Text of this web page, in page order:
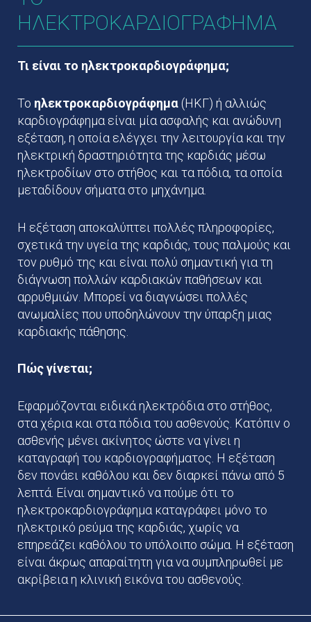
ΗΛΕΚΤΡΟΚΑΡΔΙΟΓΡΑΦΗΜΑ
Τι είναι το ηλεκτροκαρδιογράφημα;
Το ηλεκτροκαρδιογράφημα (ΗΚΓ) ή αλλιώς
καρδιογράφημα είναι μία ασφαλής και ανώδυνη
εξέταση, η οποία ελέγχει την λειτουργία και την
ηλεκτρική δραστηριότητα της καρδιάς μέσω
ηλεκτροδίων στο στήθος και τα πόδια, τα οποία
μεταδίδουν σήματα στο μηχάνημα.
Η εξέταση αποκαλύπτει πολλές πληροφορίες,
σχετικά την υγεία της καρδιάς, τους παλμούς και
τον ρυθμό της και είναι πολύ σημαντική για τη
διάγνωση πολλών καρδιακών παθήσεων και
αρρυθμιών. Μπορεί να διαγνώσει πολλές
ανωμαλίες που υποδηλώνουν την ύπαρξη μιας
καρδιακής πάθησης.
Πώς γίνεται;
Εφαρμόζονται ειδικά ηλεκτρόδια στο στήθος,
στα χέρια και στα πόδια του ασθενούς. Κατόπιν ο
ασθενής μένει ακίνητος ώστε να γίνει η
καταγραφή του καρδιογραφήματος. Η εξέταση
δεν πονάει καθόλου και δεν διαρκεί πάνω από 5
λεπτά. Είναι σημαντικό να πούμε ότι το
ηλεκτροκαρδιογράφημα καταγράφει μόνο το
ηλεκτρικό ρεύμα της καρδιάς, χωρίς να
επηρεάζει καθόλου το υπόλοιπο σώμα. Η εξέταση
είναι άκρως απαραίτητη για να συμπληρωθεί με
ακρίβεια η κλινική εικόνα του ασθενούς.